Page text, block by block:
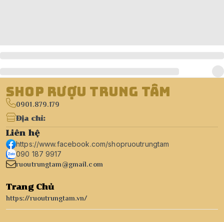
Shop Rượu Trung Tâm
0901.879.179
Địa chỉ:
Liên hệ
https://www.facebook.com/shopruoutrungtam
090 187 9917
ruoutrungtam@gmail.com
Trang Chủ
https://ruoutrungtam.vn/